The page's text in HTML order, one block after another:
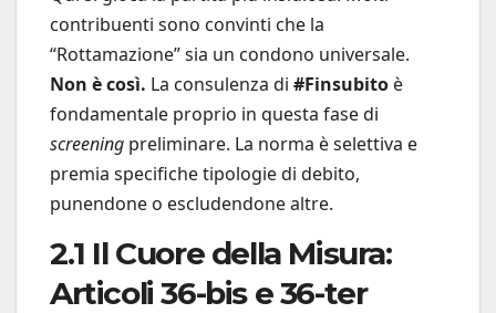
contribuenti sono convinti che la
“Rottamazione” sia un condono universale.
Non è così. La consulenza di #Finsubito è
fondamentale proprio in questa fase di
screening preliminare. La norma è selettiva e
premia specifiche tipologie di debito,
punendone o escludendone altre.
2.1 Il Cuore della Misura:
Articoli 36-bis e 36-ter